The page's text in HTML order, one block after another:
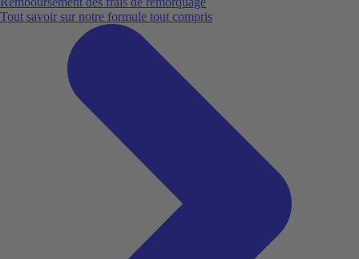
Tout savoir sur notre formule tout compris